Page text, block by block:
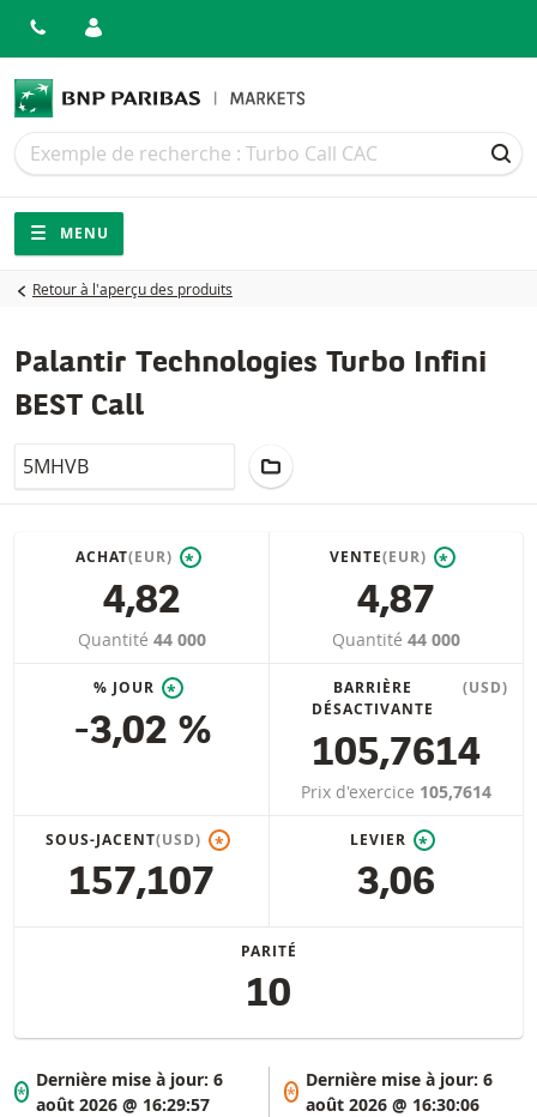
Recherche
Recherche
Navigation
Navigation sur le site
MENU
Retour à l'aperçu des produits
Palantir Technologies Turbo Infini
BEST Call
LocalCode
ACHAT(EUR) *
4,82
Quantité 44 000
VENTE(EUR) *
4,87
Quantité 44 000
% JOUR *
-3,02 %
BARRIÈRE
DÉSACTIVANTE
(USD)
105,7614
Prix d'exercice 105,7614
SOUS-JACENT(USD) *
157,107
LEVIER *
3,06
PARITÉ
10
*
Dernière mise à jour:6
août 2026 @ 16:29:57
*
Dernière mise à jour: 6
août 2026 @ 16:30:06